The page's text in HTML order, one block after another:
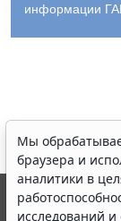
информации
Мы
браузера и
аналитики в
исследований
© ООО "НПП